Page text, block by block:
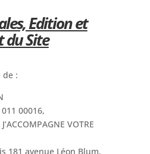
Edition et
du Site
de :
00016,
VOTRE
181 avenue Léon Blum,